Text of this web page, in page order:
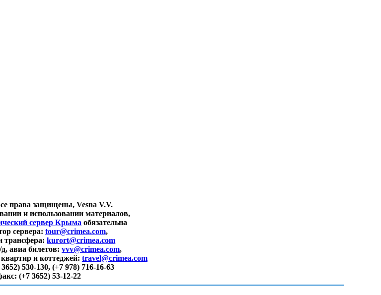
права защищены, Vesna V.V.
и использовании материалов,
сервер Крыма обязательна
сервера: tour@crimea.com,
трансфера:kurort@crimea.com
авиа билетов:vvv@crimea.com,
и коттеджей: travel@crimea.com
530-130, (+7 978) 716-16-63
(+7 3652) 53-12-22